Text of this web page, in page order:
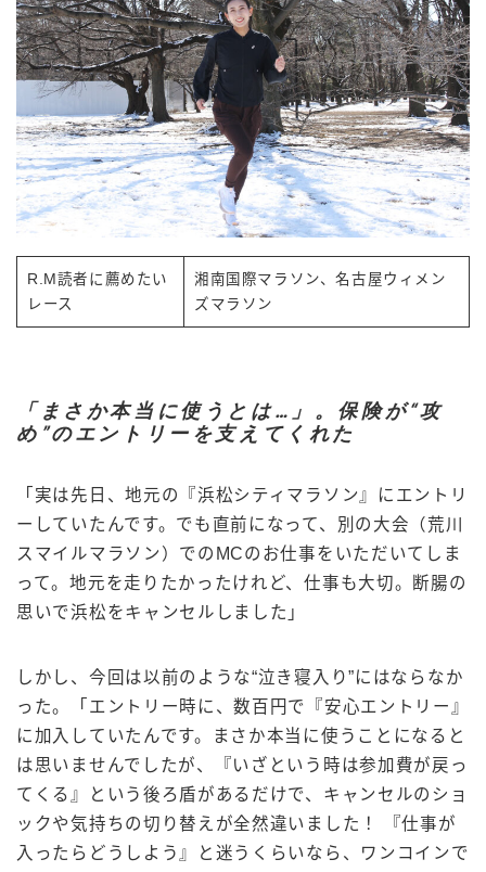
R.M読者に薦めたい
レース
湘南国際マラソン、名古屋ウィメン
ズマラソン
「まさか本当に使うとは…」。保険が“攻
め”のエントリーを支えてくれた
「実は先日、地元の『浜松シティマラソン』にエントリ
ーしていたんです。でも直前になって、別の大会（荒川
スマイルマラソン）でのMCのお仕事をいただいてしま
って。地元を走りたかったけれど、仕事も大切。断腸の
思いで浜松をキャンセルしました」
しかし、今回は以前のような“泣き寝入り”にはならなか
った。「エントリー時に、数百円で『安心エントリー』
に加入していたんです。まさか本当に使うことになると
は思いませんでしたが、『いざという時は参加費が戻っ
てくる』という後ろ盾があるだけで、キャンセルのショ
ックや気持ちの切り替えが全然違いました！ 『仕事が
入ったらどうしよう』と迷うくらいなら、ワンコインで